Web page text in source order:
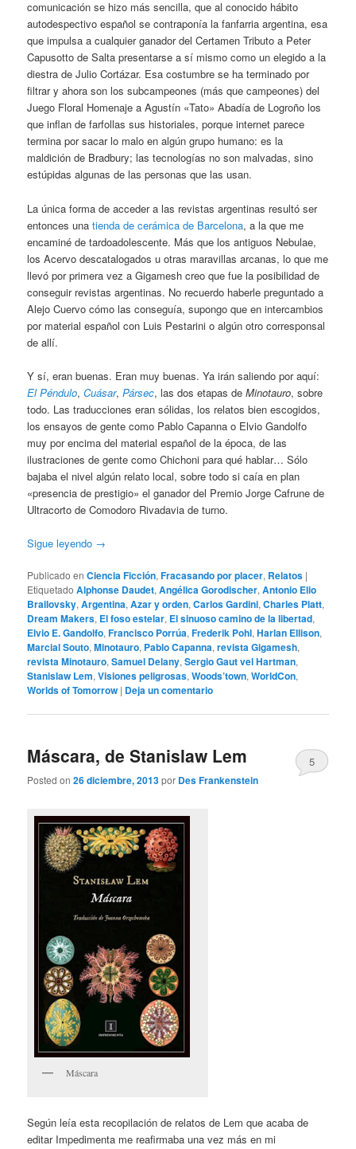
comunicación se hizo más sencilla, que al conocido hábito
autodespectivo español se contraponía la fanfarria argentina, esa
que impulsa a cualquier ganador del Certamen Tributo a Peter
Capusotto de Salta presentarse a sí mismo como un elegido a la
diestra de Julio Cortázar. Esa costumbre se ha terminado por
filtrar y ahora son los subcampeones (más que campeones) del
Juego Floral Homenaje a Agustín «Tato» Abadía de Logroño los
que inflan de farfollas sus historiales, porque internet parece
termina por sacar lo malo en algún grupo humano: es la
maldición de Bradbury; las tecnologías no son malvadas, sino
estúpidas algunas de las personas que las usan.
La única forma de acceder a las revistas argentinas resultó ser
entonces unatienda de cerámica de Barcelona, a la que me
encaminé de tardoadolescente. Más que los antiguos Nebulae,
los Acervo descatalogados u otras maravillas arcanas, lo que me
llevó por primera vez a Gigamesh creo que fue la posibilidad de
conseguir revistas argentinas. No recuerdo haberle preguntado a
Alejo Cuervo cómo las conseguía, supongo que en intercambios
por material español con Luis Pestarini o algún otro corresponsal
de allí.
Y sí, eran buenas. Eran muy buenas. Ya irán saliendo por aquí:
El Péndulo,Cuásar,Pársec, las dos etapas deMinotauro, sobre
todo. Las traducciones eran sólidas, los relatos bien escogidos,
los ensayos de gente como Pablo Capanna o Elvio Gandolfo
muy por encima del material español de la época, de las
ilustraciones de gente como Chichoni para qué hablar… Sólo
bajaba el nivel algún relato local, sobre todo si caía en plan
«presencia de prestigio» el ganador del Premio Jorge Cafrune de
Ultracorto de Comodoro Rivadavia de turno.
Sigue leyendo →
Publicado en Ciencia Ficción,Fracasando por placer, Relatos |
Etiquetado Alphonse Daudet,Angélica Gorodischer,Antonio Elio
Brailovsky,Argentina,Azar y orden,Carlos Gardini,Charles Platt,
Dream Makers, El foso estelar, El sinuoso camino de la libertad,
Elvio E. Gandolfo,Francisco Porrúa,Frederik Pohl,Harlan Ellison,
Marcial Souto,Minotauro, Pablo Capanna,revista Gigamesh,
revista Minotauro,Samuel Delany,Sergio Gaut vel Hartman,
Stanislaw Lem,Visiones peligrosas,Woods’town,WorldCon,
Worlds of Tomorrow | Deja un comentario
Máscara, de Stanislaw Lem
Posted on26 diciembre, 2013por Des Frankenstein
5
Máscara
Según leía esta recopilación de relatos de Lem que acaba de
editar Impedimenta me reafirmaba una vez más en mi